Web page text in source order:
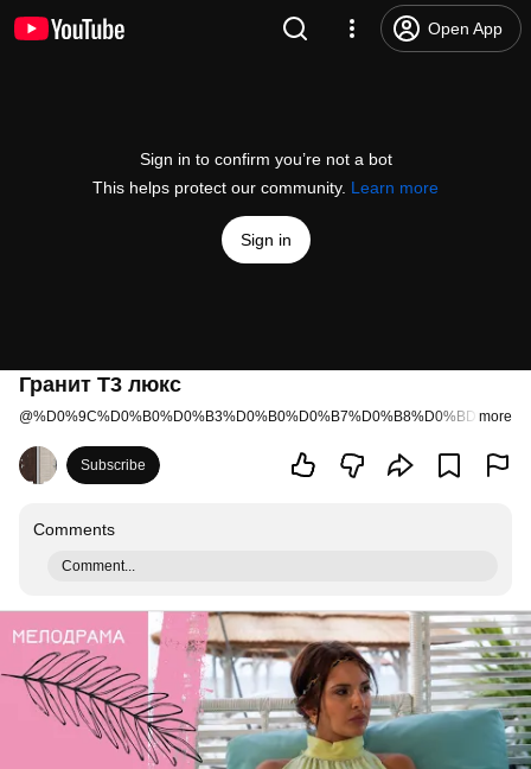
Open App
Sign in to confirm you’re not a bot
This helps protect our community. Learn more
Sign in
Гранит Т3 люкс
@ more
Subscribe
Comments
Comment...